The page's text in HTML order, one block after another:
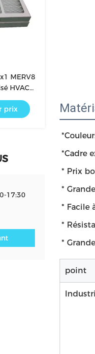
MERV8
HVAC
prix
17:30
*
*Cadre
* Prix
*
* Facile
*
*
point